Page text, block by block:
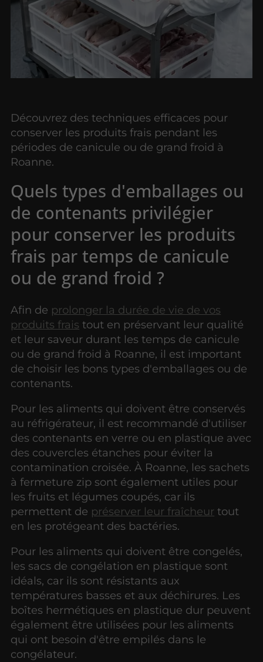
Découvrez des techniques efficaces pour
conserver les produits frais pendant les
périodes de canicule ou de grand froid à
Roanne.
Quels types d'emballages ou
de contenants privilégier
pour conserver les produits
frais par temps de canicule
ou de grand froid ?
Afin de prolonger la durée de vie de vos
produits frais tout en préservant leur qualité
et leur saveur durant les temps de canicule
ou de grand froid à Roanne, il est important
de choisir les bons types d'emballages ou de
contenants.
Pour les aliments qui doivent être conservés
au réfrigérateur, il est recommandé d'utiliser
des contenants en verre ou en plastique avec
des couvercles étanches pour éviter la
contamination croisée. À Roanne, les sachets
à fermeture zip sont également utiles pour
les fruits et légumes coupés, car ils
permettent de préserver leur fraîcheur tout
en les protégeant des bactéries.
Pour les aliments qui doivent être congelés,
les sacs de congélation en plastique sont
idéals, car ils sont résistants aux
températures basses et aux déchirures. Les
boîtes hermétiques en plastique dur peuvent
également être utilisées pour les aliments
qui ont besoin d'être empilés dans le
congélateur.